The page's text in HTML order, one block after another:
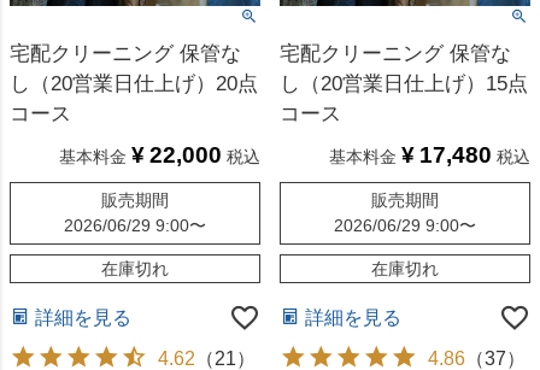
宅配クリーニング 保管な
し（20営業日仕上げ）20点
コース
基本料金 ¥22,000 税込
販売期間
2026/06/29 9:00〜
在庫切れ
詳細を見る
4.62 （21 ）
宅配クリーニング 保管な
し（20営業日仕上げ）15点
コース
基本料金 ¥ 17,480 税込
販売期間
2026/06/29 9:00〜
在庫切れ
詳細を見る
4.86 （37）